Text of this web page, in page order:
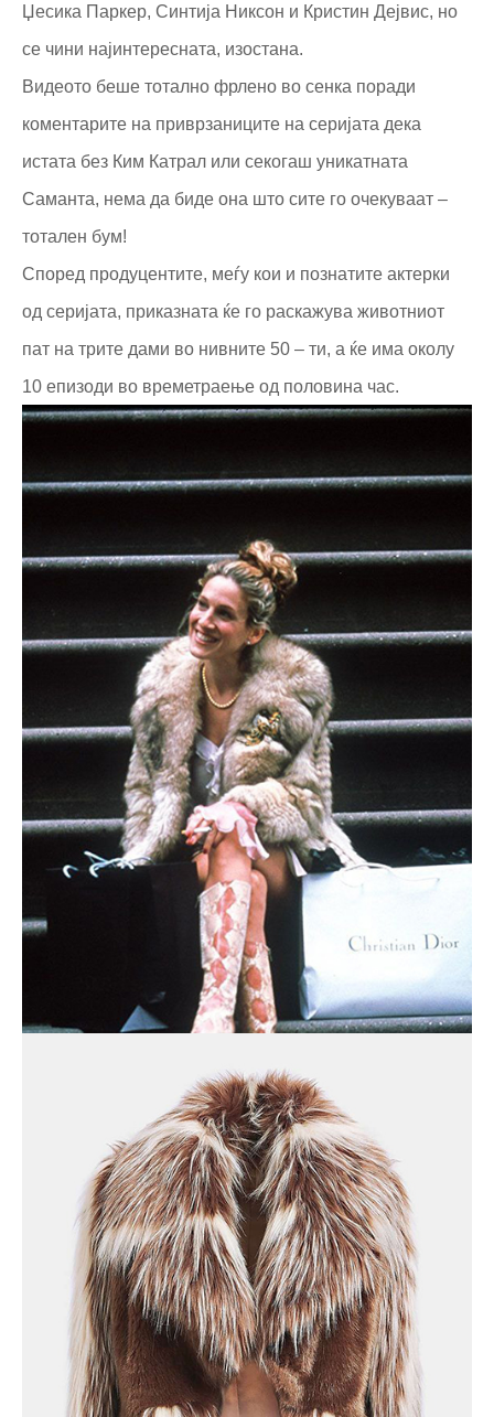
Џесика Паркер, Синтија Никсон и Кристин Дејвис, но
се чини најинтересната, изостана.
Видеото беше тотално фрлено во сенка поради
коментарите на приврзаниците на серијата дека
истата без Ким Катрал или секогаш уникатната
Саманта, нема да биде она што сите го очекуваат –
тотален бум!
Според продуцентите, меѓу кои и познатите актерки
од серијата, приказната ќе го раскажува животниот
пат на трите дами во нивните 50 – ти, а ќе има околу
10 епизоди во времетраење од половина час.